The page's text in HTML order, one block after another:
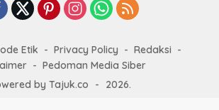
Etik Privacy Policy
Redaksi
Pedoman Media Siber
by Tajuk.co
- 2026.